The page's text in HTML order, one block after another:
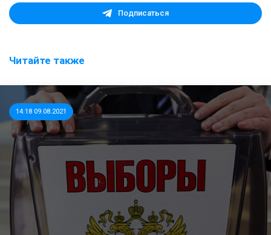
Подписаться
Читайте также
14:18 09.08.2021